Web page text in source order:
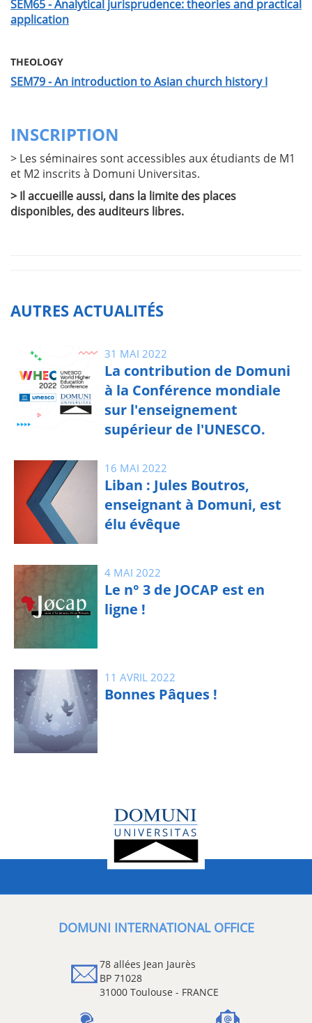
SEM65 - Analytical jurisprudence: theories and practical
application
THEOLOGY
SEM79 - An introduction to Asian church history I
INSCRIPTION
> Les séminaires sont accessibles aux étudiants de M1
et M2 inscrits à Domuni Universitas.
> Il accueille aussi, dans la limite des places
disponibles, des auditeurs libres.
AUTRES ACTUALITÉS
31 MAI 2022
La contribution de Domuni
à la Conférence mondiale
sur l'enseignement
supérieur de l'UNESCO.
16 MAI 2022
Liban : Jules Boutros,
enseignant à Domuni, est
élu évêque
4 MAI 2022
Le n° 3 de JOCAP est en
ligne !
11 AVRIL 2022
Bonnes Pâques !
DOMUNI INTERNATIONAL OFFICE
78 allées Jean Jaurès
BP 71028
31000 Toulouse - FRANCE